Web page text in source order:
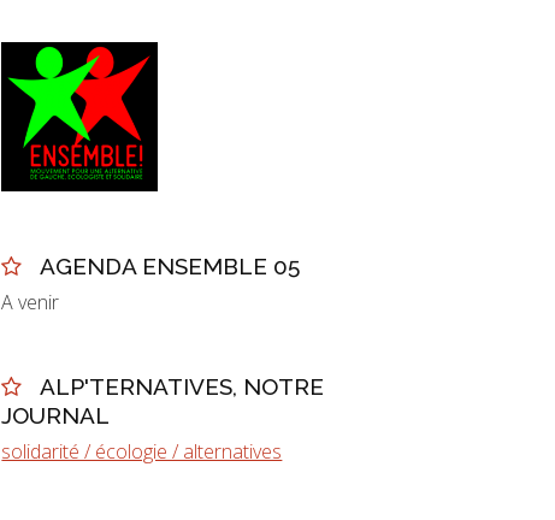
AGENDA ENSEMBLE 05
A venir
ALP'TERNATIVES, NOTRE
JOURNAL
solidarité / écologie / alternatives